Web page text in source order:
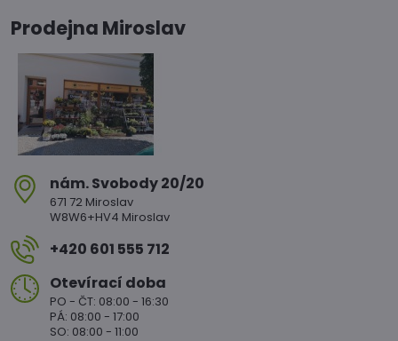
Prodejna Miroslav
nám​. Svobody 20/20
671 72 Miroslav
W8W6+HV4 Miroslav
+420 601 555 712
Otevírací doba
PO - ČT: 08:00 - 16:30
PÁ: 08:00 - 17:00
SO: 08:00 - 11:00